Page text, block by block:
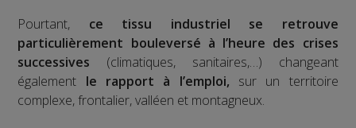
Pourtant, ce tissu industriel se retrouve
particulièrement bouleversé à l’heure des crises
successives (climatiques, sanitaires,…) changeant
également le rapport à l’emploi, sur un territoire
complexe, frontalier, valléen et montagneux.